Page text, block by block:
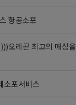
항공소포
오레곤 최고의 매상을
소포서비스